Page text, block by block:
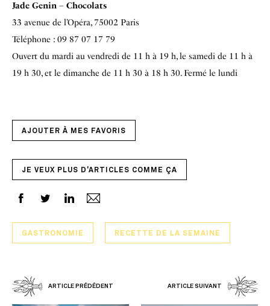
Jade Genin – Chocolats
33 avenue de l’Opéra, 75002 Paris
Téléphone : 09 87 07 17 79
Ouvert du mardi au vendredi de 11 h à 19 h, le samedi de 11 h à
19 h 30, et le dimanche de 11 h 30 à 18 h 30. Fermé le lundi
AJOUTER À MES FAVORIS
JE VEUX PLUS D'ARTICLES COMME ÇA
GASTRONOMIE RECETTE DE LA SEMAINE
ARTICLE PRÉDÉDENT ARTICLE SUIVANT